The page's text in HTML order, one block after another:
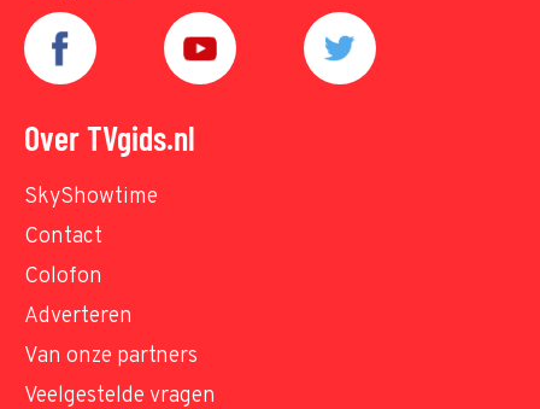
Over TVgids.nl
SkyShowtime
Contact
Colofon
Adverteren
Van onze partners
Veelgestelde vragen